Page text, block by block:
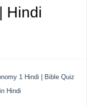
Hindi
1 Hindi | Bible Quiz
Hindi